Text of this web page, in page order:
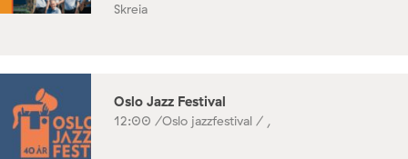
Skreia
Oslo Jazz Festival
12:00 /Oslo jazzfestival / ,